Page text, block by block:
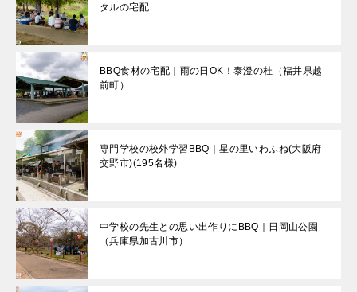
タルの宅配
BBQ食材の宅配｜雨の日OK！泰澄の杜（福井県越
前町）
専門学校の校外学習BBQ｜星の里いわふね(大阪府
交野市)(195名様)
中学校の先生との思い出作りにBBQ｜日岡山公園
（兵庫県加古川市）